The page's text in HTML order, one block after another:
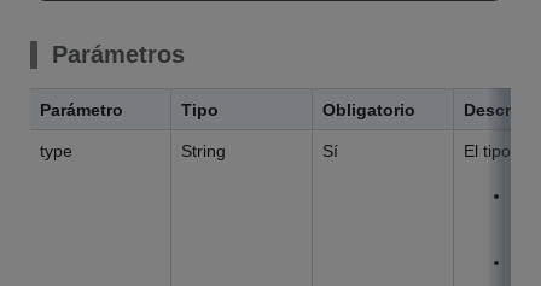
Parámetros
Parámetro Tipo Obligatorio
type String Sí El tipo de